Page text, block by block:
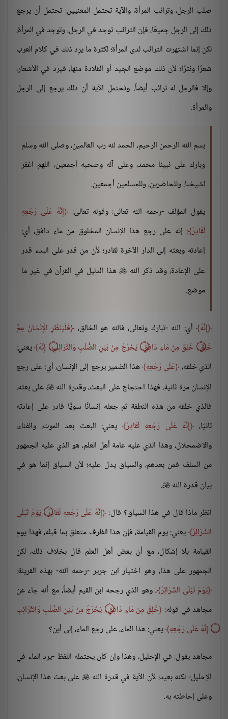
صلب الرجل، وترائب المرأة، والآية تحتمل المعنيين: تحتمل أن يرجع
ذلك إلى الرجل جميعًا، فإن الترائب توجد في الرجل، وتوجد في المرأة،
لكن إنما اشتهرت الترائب لدى المرأة؛ لكثرة ما يرِد ذلك في كلام العرب
شعرًا ونثرًا؛ لأن ذلك موضع الجِيد أو القلادة منها، فيرد في الأشعار،
وإلا فالرجل له ترائب أيضاً، وتحتمل الآية أن ذلك يرجع إلى الرجل
والمرأة.
بسم الله الرحمن الرحيم، الحمد لله رب العالمين، وصلى الله وسلم
وبارك على نبينا محمد، وعلى آله وصحبه أجمعين، اللهم اغفر
لشيخنا، وللحاضرين، وللمسلمين أجمعين.
يقول المؤلف -رحمه الله تعالى: وقوله تعالى: إِنَّهُ عَلَى رَجْعِهِ
لَقَادِرٌ : إنه على رجع هذا الإنسان المخلوق من ماء دافق، أي:
إعادته وبعثه إلى الدار الآخرة لقادر؛ لأن من قدر على البدء قدر
على الإعادة، وقد ذكر الله هذا الدليل في القرآن في غير ما
موضع.
إِنَّهُ أي: الله -تبارك وتعالى، فالله هو الخالق، فَلْيَنْظُرِ الْإِنْسَانُ مِمَّ
خُلِقَ ۝ خُلِقَ مِنْ مَاءٍ دَافِقٍ ۝ يَخْرُجُ مِنْ بَيْنِ الصُّلْبِ وَالتَّرَائِبِ ۝ إِنَّهُ
يعني:
الذي خلقه، عَلَى رَجْعِهِ هذا الضمير يرجع إلى الإنسان، أي: على رجع
الإنسان مرة ثانية، فهذا احتجاج على البعث، وقدرة الله على بعثه،
فالذي خلقه من هذه النطفة ثم جعله إنسانًا سويًّا قادر على إعادته
ثانيًا، إِنَّهُ عَلَى رَجْعِهِ لَقَادِرٌ يعني: البعث بعد الموت، والفناء،
والاضمحلال، وهذا الذي عليه عامة أهل العلم، هو الذي عليه الجمهور
من السلف فمن بعدهم، والسياق يدل عليه؛ لأن السياق إنما هو في
بيان قدرة الله 
.
انظر ماذا قال في هذا السياق؟ قال:
إِنَّهُ عَلَى رَجْعِهِ لَقَادِرٌ ۝ يَوْمَ تُبْلَى
السَّرَائِرُ يعني: يوم القيامة، فإن هذا الظرف متعلق بما قبله، فهذا يوم
القيامة بلا إشكال، مع أن بعض أهل العلم قال بخلاف ذلك، لكن
الجمهور على هذا، وهو اختيار ابن جرير -رحمه الله- بهذه القرينة:
يَوْمَ تُبْلَى السَّرَائِرُ ، وهو الذي رجحه ابن القيم أيضاً، مع أنه جاء عن
مجاهد في قوله:
خُلِقَ مِنْ مَاءٍ دَافِقٍ ۝ يَخْرُجُ مِنْ بَيْنِ الصُّلْبِ وَالتَّرَائِبِ
۝ إِنَّهُ عَلَى رَجْعِهِ
يعني: هذا الماء، على رجع الماء، إلى أين؟
مجاهد يقول: في الإحليل، وهذا وإن كان يحتمله اللفظ -يرد الماء في
الإحليل- لكنه بعيد؛ لأن الآية في قدرة الله  على بعث هذا الإنسان،
وعلى إحاطته به.